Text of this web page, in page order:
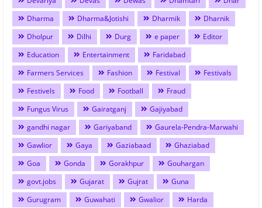
Dharma
Dharma&Jotishi Dharmik
Dharnik
Dholpur
Dilhi Durg e paper
Editor
Education
Entertainment
Faridabad
Farmers Services
Fashion Festival
Festivals
Festivels
Food Football
Fraud
Fungus Virus
Gairatganj
Gajiyabad
gandhi nagar
Gariyaband
Gaurela-Pendra-Marwahi
Gawlior
Gaya Gaziabaad
Ghaziabad
Goa
Gonda Gorakhpur
Gouhargan
govt.jobs
Gujarat Gujrat
Guna
Gurugram
Guwahati Gwalior
Harda